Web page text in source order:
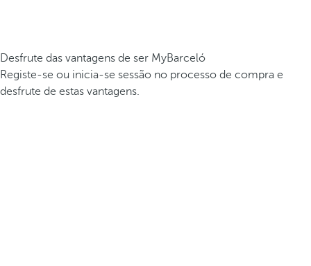
Desfrute das vantagens de ser MyBarceló
Registe-se ou inicia-se sessão no processo de compra e
desfrute de estas vantagens.